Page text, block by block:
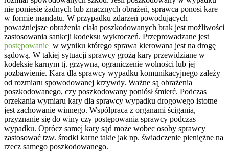
nie poniesie żadnych lub znacznych obrażeń, sprawca ponosi kare
w formie mandatu. W przypadku zdarzeń powodujących
poważniejsze obrażenia ciała poszkodowanych brak jest możliwości
zastosowania sankcji kodeksu wykroczeń. Przeprowadzane jest
postępowanie w wyniku którego sprawa kierowana jest na drogę
sądową. W takiej sytuacji sprawcy grożą kary przewidziane w
kodeksie karnym tj. grzywna, ograniczenie wolności lub jej
pozbawienie. Kara dla sprawcy wypadku komunikacyjnego zależy
od rozmiaru spowodowanej krzywdy. Ważne są obrażenia
poszkodowanego, czy poszkodowany poniósł śmierć. Podczas
orzekania wymiaru kary dla sprawcy wypadku drogowego istotne
jest zachowanie winnego. Współpraca z organami ścigania,
przyznanie się do winy czy postępowania sprawcy podczas
wypadku. Oprócz samej kary sąd może wobec osoby sprawcy
zastosować tzw. środki karne takie jak np. świadczenie pieniężne na
rzecz samego poszkodowanego.